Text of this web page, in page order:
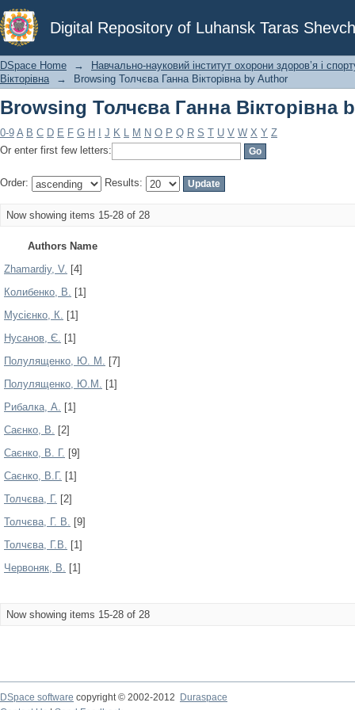
Digital Repository of Luhansk Taras
Browsing Толчєва Ганна Вікторівна
DSpace Home →
Навчально-науковий інститут охорони здоров’я і
Вікторівна
→ Browsing Толчєва Ганна Вікторівна by Author
Browsing Толчєва Ганна Вікторівна
0-9 A B C D E F G H J K L M N O P Q R S T U V W X Y Z
Or enter first few letters:
Order: Results:
Now showing items 15-28 of 28
Authors Name
Zhamardiy, V. [4]
Колибенко, В. [1]
Мусієнко, К. [1]
Нусанов, Є. [1]
Полулященко, Ю. М. [7]
Полулященко, Ю.М. [1]
Рибалка, А. [1]
Саєнко, В. [2]
Саєнко, В. Г. [9]
Саєнко, В.Г. [1]
Толчєва, Г. [2]
Толчєва, Г. В. [9]
Толчєва, Г.В. [1]
Червоняк, В. [1]
Now showing items 15-28 of 28
DSpace software copyright © 2002-2012
Duraspace